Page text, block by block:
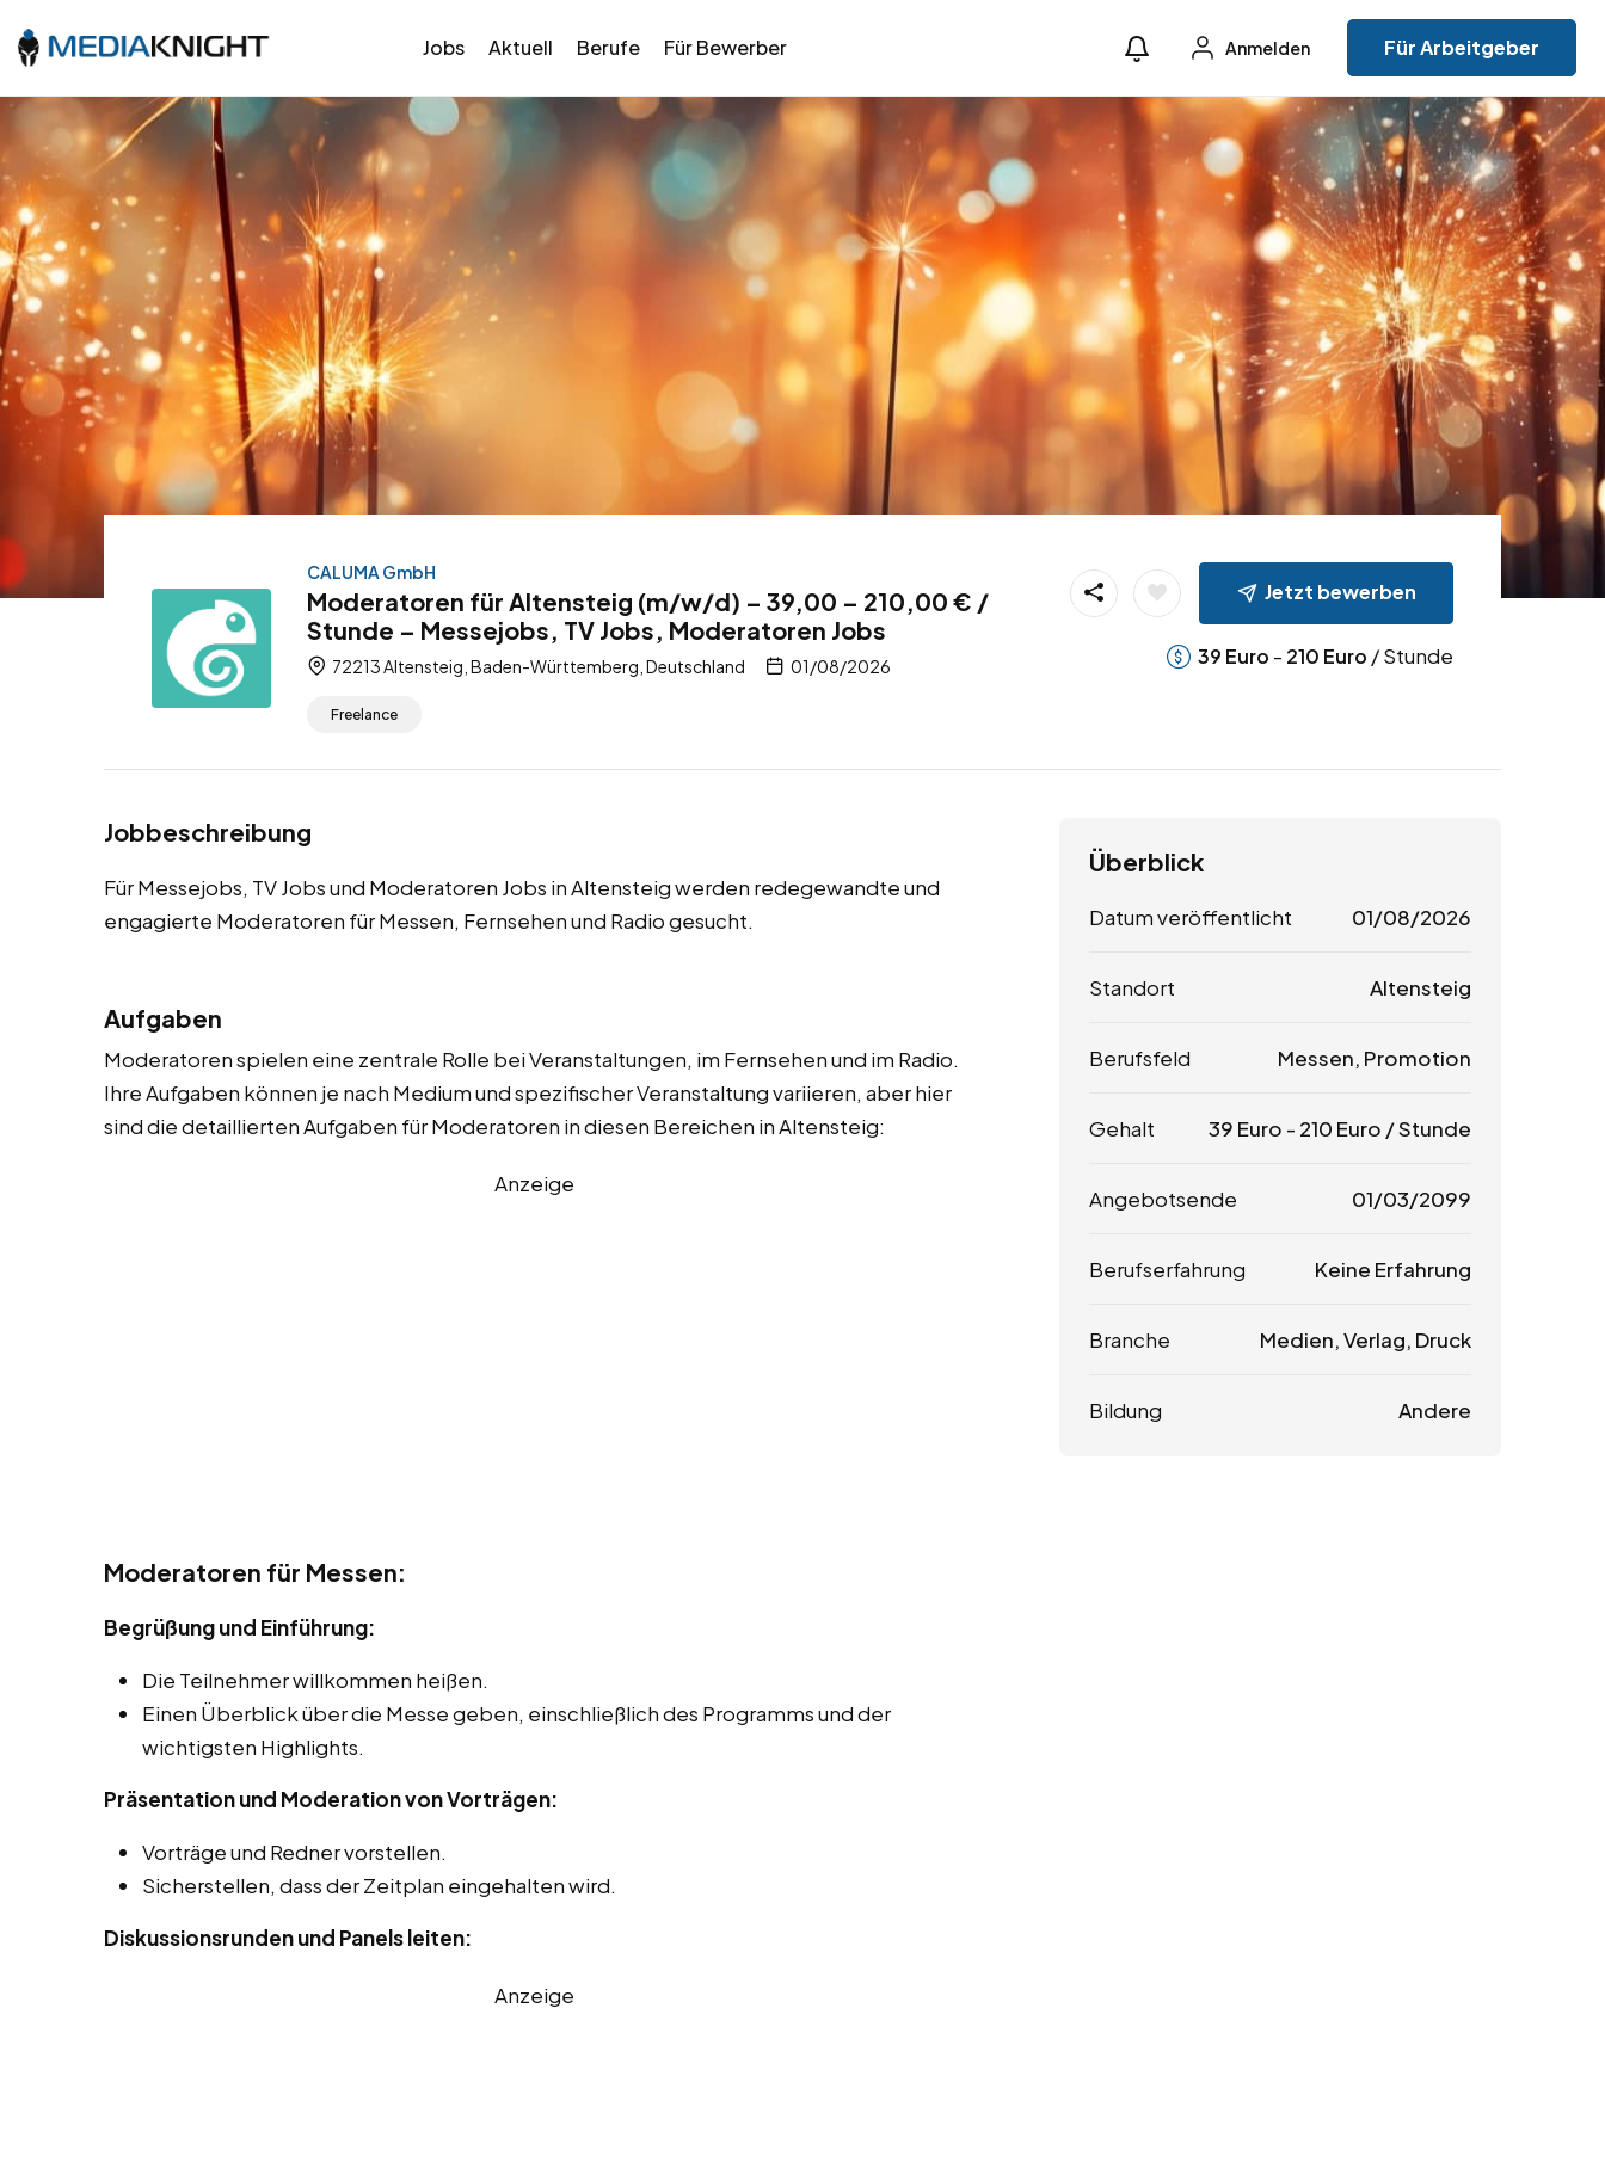
Jobs Aktuell Berufe Für Bewerber Anmelden Für Arbeitgeber
CALUMA GmbH
Moderatoren für Altensteig (m/w/d) – 39,00 – 210,00 € /
Stunde – Messejobs, TV Jobs, Moderatoren Jobs
72213 Altensteig, Baden-Württemberg, Deutschland 01/08/2026
Freelance
Jetzt bewerben
39 Euro - 210 Euro / Stunde
Jobbeschreibung
Für Messejobs, TV Jobs und Moderatoren Jobs in Altensteig werden redegewandte und
engagierte Moderatoren für Messen, Fernsehen und Radio gesucht.
Aufgaben
Moderatoren spielen eine zentrale Rolle bei Veranstaltungen, im Fernsehen und im Radio.
Ihre Aufgaben können je nach Medium und spezifischer Veranstaltung variieren, aber hier
sind die detaillierten Aufgaben für Moderatoren in diesen Bereichen in Altensteig:
Anzeige
Moderatoren für Messen:
Begrüßung und Einführung:
Die Teilnehmer willkommen heißen.
Einen Überblick über die Messe geben, einschließlich des Programms und der
wichtigsten Highlights.
Präsentation und Moderation von Vorträgen:
Vorträge und Redner vorstellen.
Sicherstellen, dass der Zeitplan eingehalten wird.
Diskussionsrunden und Panels leiten:
Anzeige
Überblick
Datum veröffentlicht 01/08/2026
Standort Altensteig
Berufsfeld Messen, Promotion
Gehalt 39 Euro - 210 Euro / Stunde
Angebotsende 01/03/2099
Berufserfahrung Keine Erfahrung
Branche Medien, Verlag, Druck
Bildung Andere